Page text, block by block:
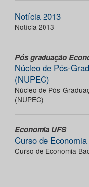
Notícia 2013
Notícia 2013
Pós graduação
Núcleo de Pós-
(NUPEC)
Núcleo de Pós-
(NUPEC)
Economia UFS
Curso de
Curso de Economia